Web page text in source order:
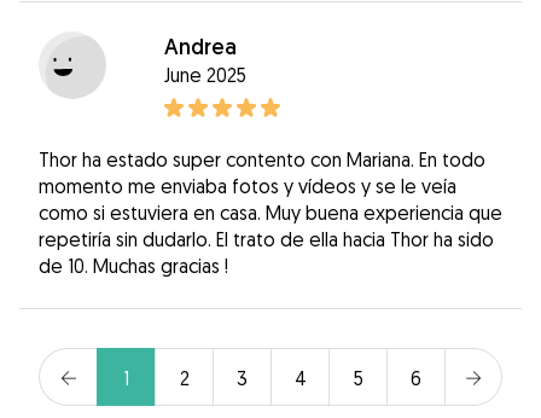
Andrea
June 2025
Thor ha estado super contento con Mariana. En todo
momento me enviaba fotos y vídeos y se le veía
como si estuviera en casa. Muy buena experiencia que
repetiría sin dudarlo. El trato de ella hacia Thor ha sido
de 10. Muchas gracias !
1 2 3 4 5 6